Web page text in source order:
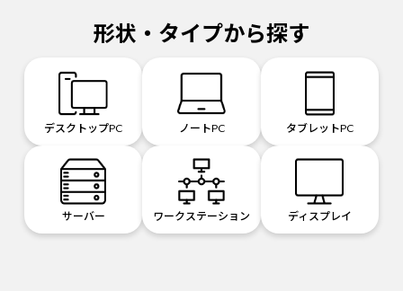
形状・タイプから探す
デスクトップPC ノートPC タブレットPC
サーバー ワークステーション ディスプレイ